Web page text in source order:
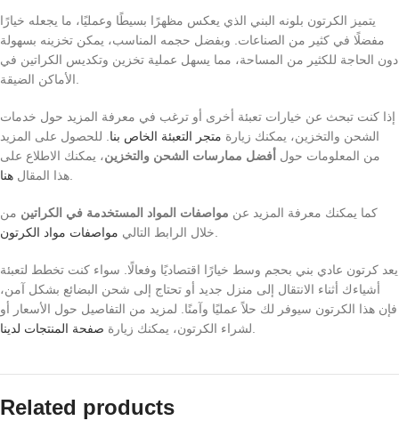
يتميز الكرتون بلونه البني الذي يعكس مظهرًا بسيطًا وعمليًا، ما يجعله خيارًا
مفضلًا في كثير من الصناعات. وبفضل حجمه المناسب، يمكن تخزينه بسهولة
دون الحاجة للكثير من المساحة، مما يسهل عملية تخزين وتكديس الكراتين في
إذا كنت تبحث عن خيارات تعبئة أخرى أو ترغب في معرفة المزيد حول خدمات
الشحن والتخزين، يمكنك زيارة متجر التعبئة الخاص بنا . للحصول على المزيد
من المعلومات حول أفضل ممارسات الشحن والتخزين، يمكنك الاطلاع على
هذا المقال هنا
كما يمكنك معرفة المزيد عن مواصفات المواد المستخدمة في الكراتين من
خلال الرابط التالي مواصفات مواد الكرتون
يعد كرتون عادي بني بحجم وسط خيارًا اقتصاديًا وفعالًا. سواء كنت تخطط لتعبئة
أشياءك أثناء الانتقال إلى منزل جديد أو تحتاج إلى شحن البضائع بشكل آمن،
فإن هذا الكرتون سيوفر لك حلاً عمليًا وآمنًا. لمزيد من التفاصيل حول الأسعار أو
لشراء الكرتون، يمكنك زيارة صفحة المنتجات لدينا
Related products